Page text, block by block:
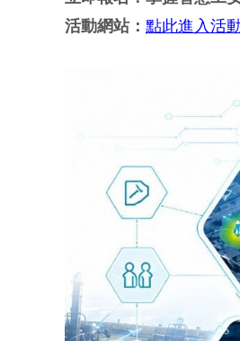
活動網站： 點此進入活